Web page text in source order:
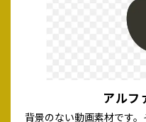
アルフ
背景のない動画素材です